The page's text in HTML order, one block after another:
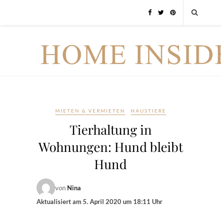
MIETEN & VERMIETEN HAUSTIERE
Tierhaltung in
Wohnungen: Hund bleibt
Hund
von Nina
Aktualisiert am5. April 2020 um 18:11 Uhr